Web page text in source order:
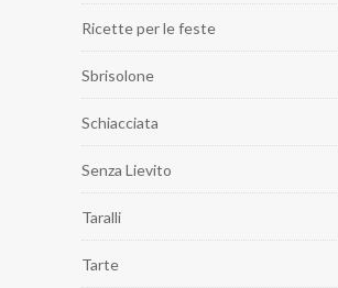
Ricette per le feste
Sbrisolone
Schiacciata
Senza Lievito
Taralli
Tarte